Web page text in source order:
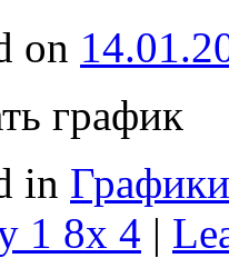
on
график
in
1 8x 4 |